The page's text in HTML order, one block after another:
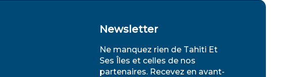
Newsletter
Ne manquez rien de Tahiti Et
Ses Îles et celles de nos
partenaires. Recevez en avant-